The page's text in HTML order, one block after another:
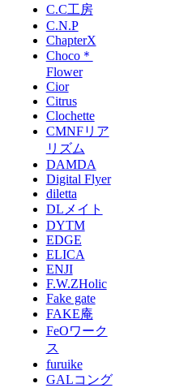
C.C工房
C.N.P
ChapterX
Choco＊
Flower
Cior
Citrus
Clochette
CMNFリア
リズム
DAMDA
Digital Flyer
diletta
DLメイト
DYTM
EDGE
ELICA
ENJI
F.W.ZHolic
Fake gate
FAKE庵
FeOワーク
ス
furuike
GALコング